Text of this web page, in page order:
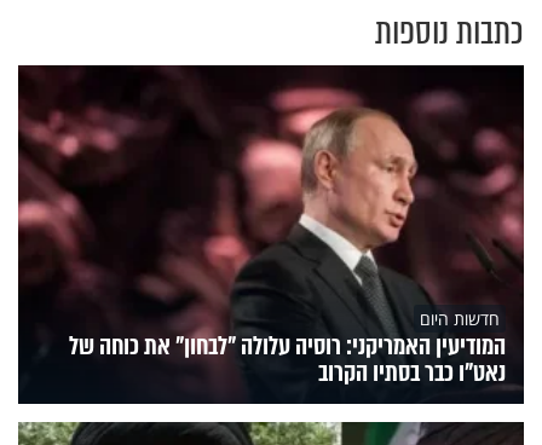
כתבות נוספות
חדשות היום
המודיעין האמריקני: רוסיה עלולה "לבחון" את כוחה של
נאט"ו כבר בסתיו הקרוב